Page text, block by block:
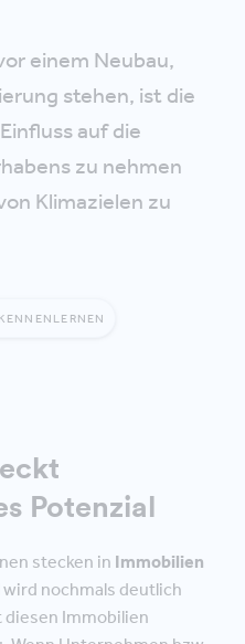
einem Neubau,
stehen, ist die
auf die
zu nehmen
Klimazielen zu
Potenzial
stecken in Immobilien
wird nochmals deutlich
diesen Immobilien